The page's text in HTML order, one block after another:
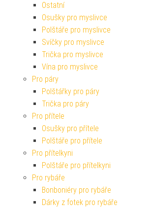
Ostatní
Osušky pro myslivce
Polštáře pro myslivce
Svíčky pro myslivce
Trička pro myslivce
Vína pro myslivce
Pro páry
Polštářky pro páry
Trička pro páry
Pro přítele
Osušky pro přítele
Polštáře pro přítele
Pro přítelkyni
Polštáře pro přítelkyni
Pro rybáře
Bonboniéry pro rybáře
Dárky z fotek pro rybáře